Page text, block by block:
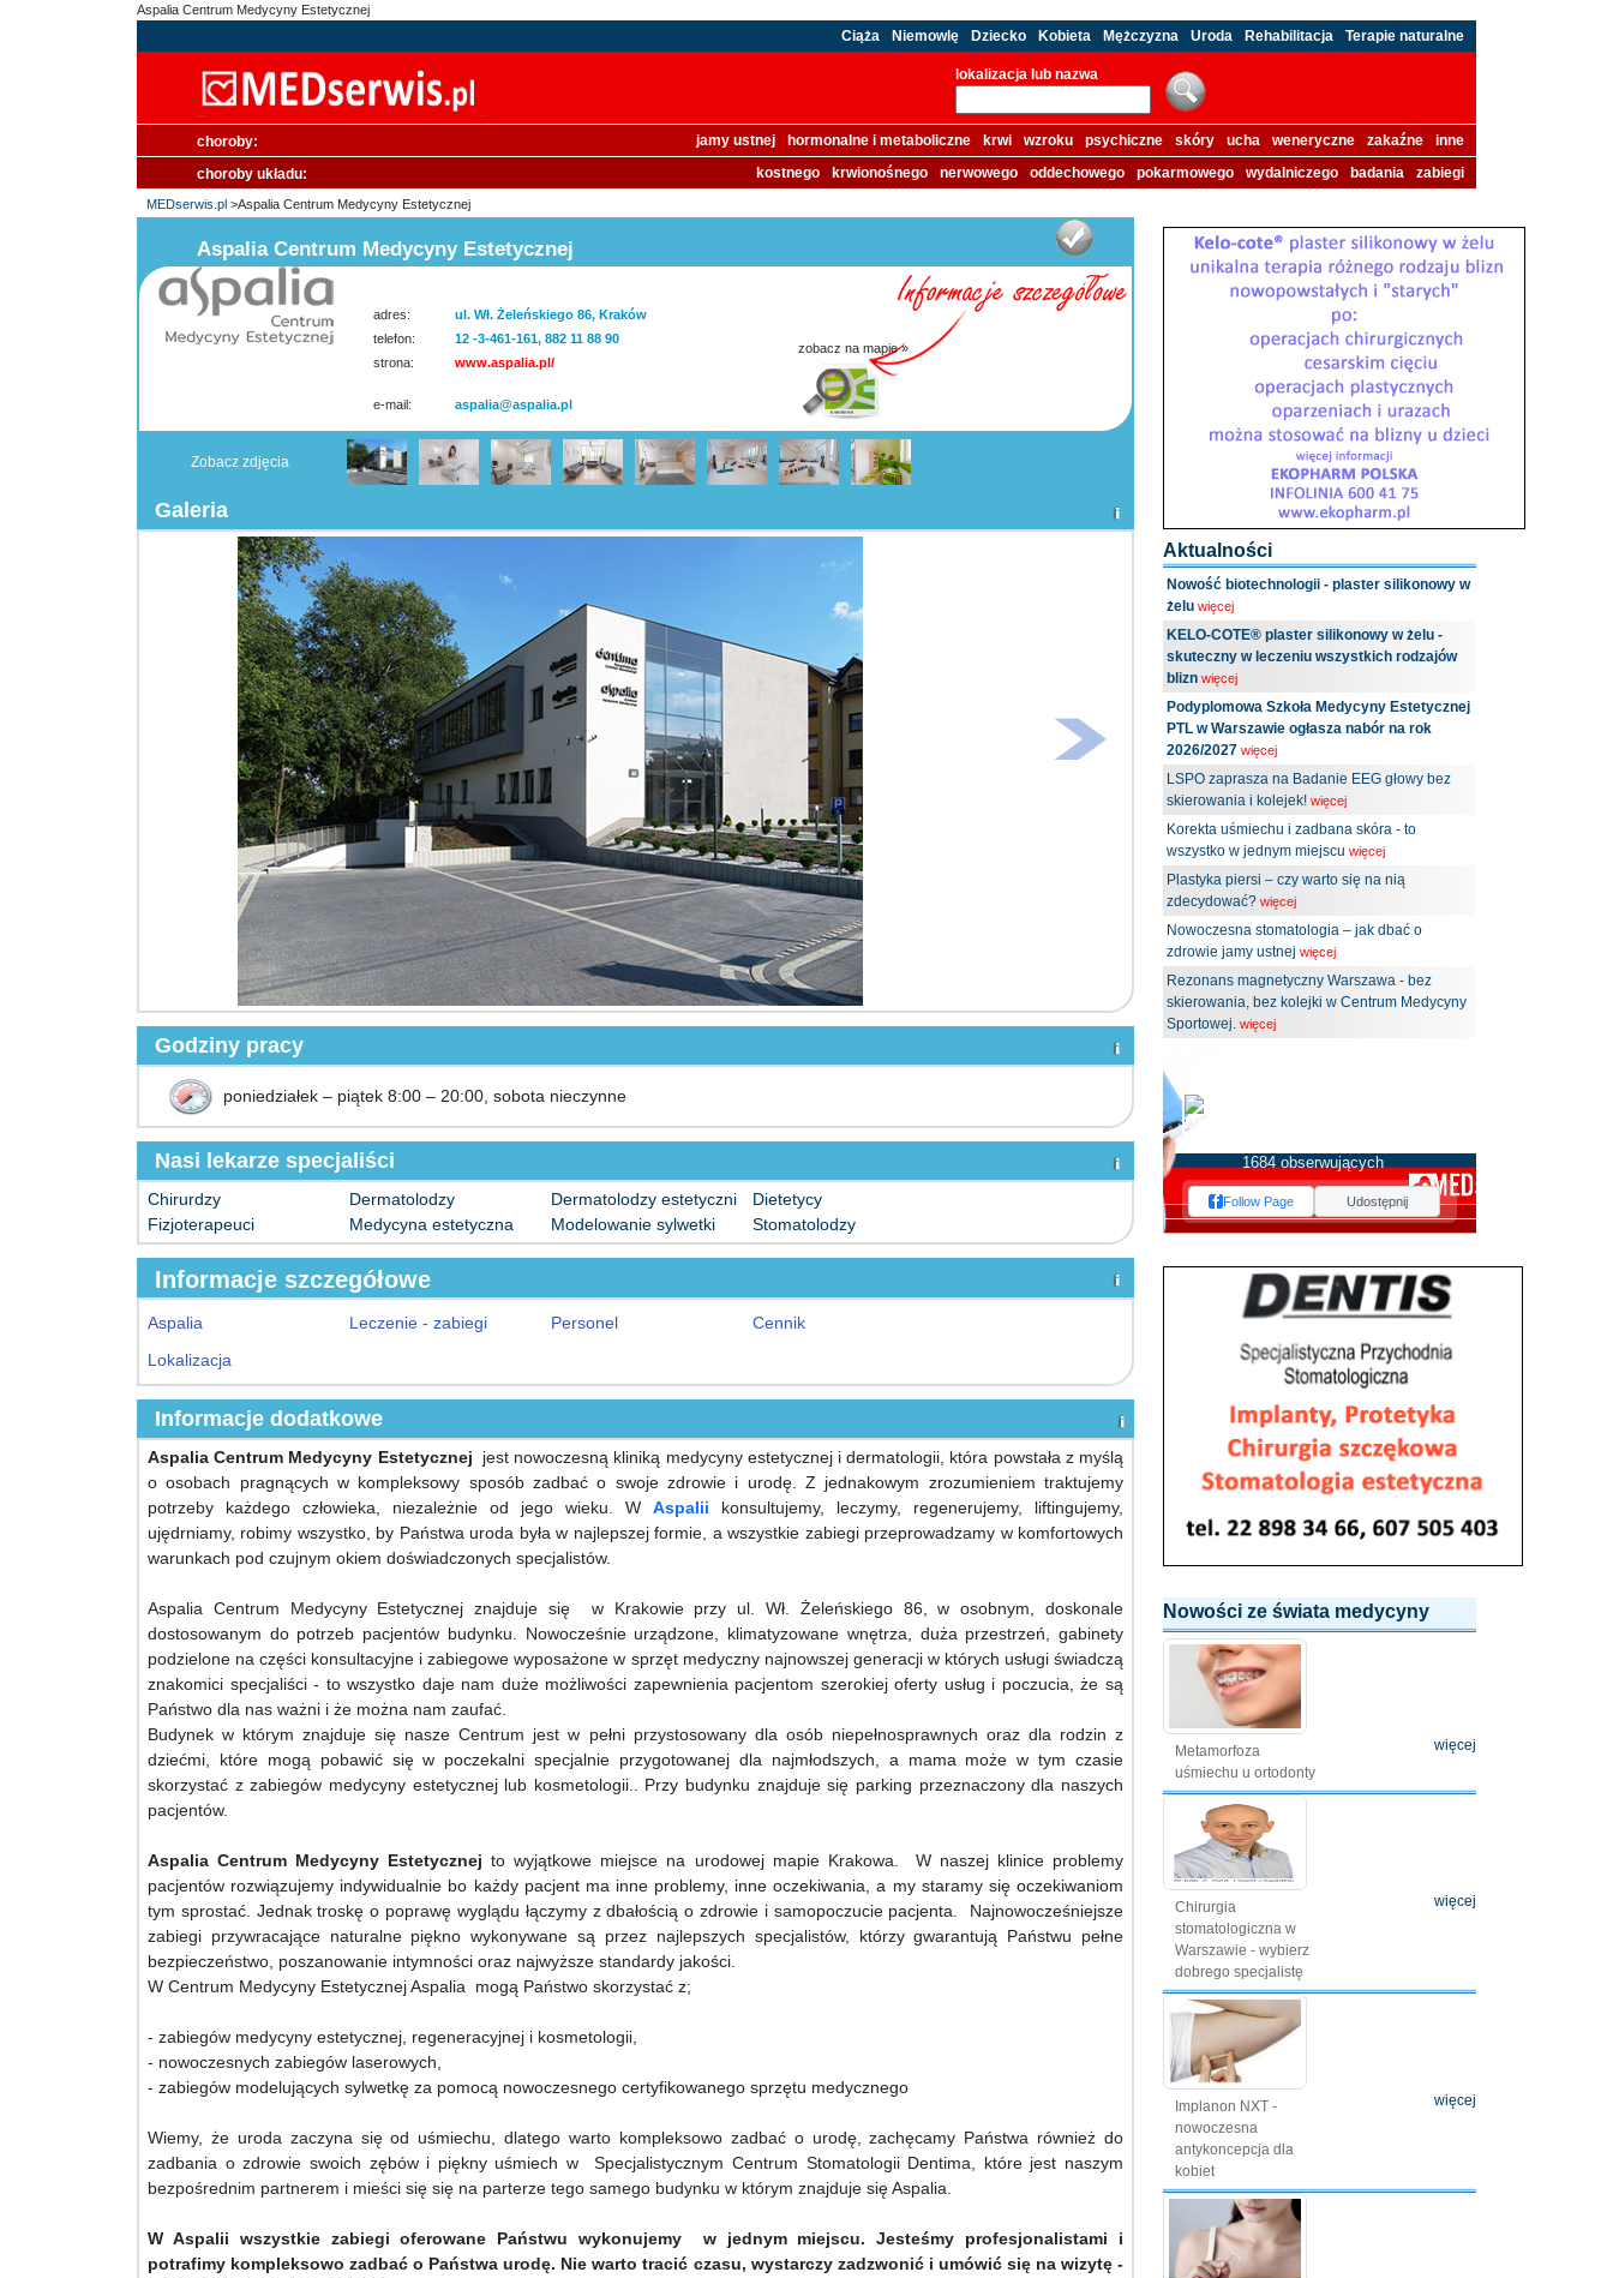
Aspalia Centrum Medycyny Estetycznej
Ciąża Niemowlę Dziecko Kobieta Mężczyzna Uroda Rehabilitacja Terapie naturalne
lokalizacja lub nazwa
choroby: jamy ustnej hormonalne i metaboliczne krwi wzroku psychiczne skóry ucha weneryczne zakaźne
inne
choroby układu:
kostnego krwionośnego nerwowego oddechowego pokarmowego wydalniczego badania zabiegi
MEDserwis.pl >Aspalia Centrum Medycyny Estetycznej
Aspalia Centrum Medycyny Estetycznej
adres:
ul. Wł. Żeleńskiego 86, Kraków
telefon:
12 -3-461-161, 882 11 88 90
strona:
www.aspalia.pl/
e-mail: aspalia@aspalia.pl
zobacz na mapie »
Zobacz zdjęcia
Galeria
Godziny pracy
poniedziałek – piątek 8:00 – 20:00, sobota nieczynne
Nasi lekarze specjaliści
Chirurdzy Dermatolodzy Dermatolodzy estetyczni
Dietetycy
Fizjoterapeuci
Medycyna estetyczna Modelowanie sylwetki Stomatolodzy
Informacje szczegółowe
Aspalia Leczenie - zabiegi Personel
Cennik
Lokalizacja
Informacje dodatkowe
Aspalia Centrum Medycyny Estetycznej jest nowoczesną kliniką medycyny estetycznej i dermatologii, która powstała z myślą
o osobach pragnących w kompleksowy sposób zadbać o swoje zdrowie i urodę. Z jednakowym zrozumieniem traktujemy
potrzeby każdego człowieka, niezależnie od jego wieku. W Aspalii konsultujemy, leczymy, regenerujemy, liftingujemy,
ujędrniamy, robimy wszystko, by Państwa uroda była w najlepszej formie, a wszystkie zabiegi przeprowadzamy w komfortowych
warunkach pod czujnym okiem doświadczonych specjalistów.
Aspalia Centrum Medycyny Estetycznej znajduje się w Krakowie przy ul. Wł. Żeleńskiego 86, w osobnym, doskonale
dostosowanym do potrzeb pacjentów budynku. Nowocześnie urządzone, klimatyzowane wnętrza, duża przestrzeń, gabinety
podzielone na części konsultacyjne i zabiegowe wyposażone w sprzęt medyczny najnowszej generacji w których usługi świadczą
znakomici specjaliści - to wszystko daje nam duże możliwości zapewnienia pacjentom szerokiej oferty usług i poczucia, że są
Państwo dla nas ważni i że można nam zaufać.
Budynek w którym znajduje się nasze Centrum jest w pełni przystosowany dla osób niepełnosprawnych oraz dla rodzin z
dziećmi, które mogą pobawić się w poczekalni specjalnie przygotowanej dla najmłodszych, a mama może w tym czasie
skorzystać z zabiegów medycyny estetycznej lub kosmetologii.. Przy budynku znajduje się parking przeznaczony dla naszych
pacjentów.
Aspalia Centrum Medycyny Estetycznej to wyjątkowe miejsce na urodowej mapie Krakowa. W naszej klinice problemy
pacjentów rozwiązujemy indywidualnie bo każdy pacjent ma inne problemy, inne oczekiwania, a my staramy się oczekiwaniom
tym sprostać. Jednak troskę o poprawę wyglądu łączymy z dbałością o zdrowie i samopoczucie pacjenta. Najnowocześniejsze
zabiegi przywracające naturalne piękno wykonywane są przez najlepszych specjalistów, którzy gwarantują Państwu pełne
bezpieczeństwo, poszanowanie intymności oraz najwyższe standardy jakości.
W Centrum Medycyny Estetycznej Aspalia mogą Państwo skorzystać z;
- zabiegów medycyny estetycznej, regeneracyjnej i kosmetologii,
- nowoczesnych zabiegów laserowych,
- zabiegów modelujących sylwetkę za pomocą nowoczesnego certyfikowanego sprzętu medycznego
Wiemy, że uroda zaczyna się od uśmiechu, dlatego warto kompleksowo zadbać o urodę, zachęcamy Państwa również do
zadbania o zdrowie swoich zębów i piękny uśmiech w Specjalistycznym Centrum Stomatologii Dentima, które jest naszym
bezpośrednim partnerem i mieści się się na parterze tego samego budynku w którym znajduje się Aspalia.
W Aspalii wszystkie zabiegi oferowane Państwu wykonujemy w jednym miejscu. Jesteśmy profesjonalistami i
potrafimy kompleksowo zadbać o Państwa urodę. Nie warto tracić czasu, wystarczy zadzwonić i umówić się na wizytę -
Aktualności
Nowość biotechnologii - plaster silikonowy w
żelu więcej
KELO-COTE® plaster silikonowy w żelu -
skuteczny w leczeniu wszystkich rodzajów
blizn więcej
Podyplomowa Szkoła Medycyny Estetycznej
PTL w Warszawie ogłasza nabór na rok
2026/2027 więcej
LSPO zaprasza na Badanie EEG głowy bez
skierowania i kolejek! więcej
Korekta uśmiechu i zadbana skóra - to
wszystko w jednym miejscu więcej
Plastyka piersi – czy warto się na nią
zdecydować? więcej
Nowoczesna stomatologia – jak dbać o
zdrowie jamy ustnej więcej
Rezonans magnetyczny Warszawa - bez
skierowania, bez kolejki w Centrum Medycyny
Sportowej. więcej
1684 obserwujących
Follow Page Udostępnij
Nowości ze świata medycyny
Metamorfoza
uśmiechu u ortodonty
więcej
Chirurgia
stomatologiczna w
Warszawie - wybierz
dobrego specjalistę
więcej
Implanon NXT -
nowoczesna
antykoncepcja dla
kobiet
więcej